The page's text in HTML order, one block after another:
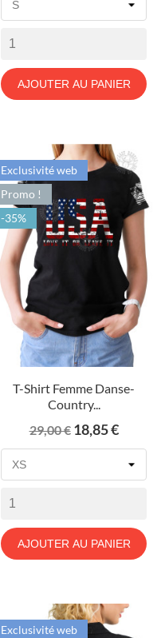
AJOUTER AU PANIER
T-Shirt Femme Danse-
Country...
Prix
de
29,00 € Prix
18,85 €
AJOUTER AU PANIER
Exclusivité web
Promo !
-35%
Exclusivité web